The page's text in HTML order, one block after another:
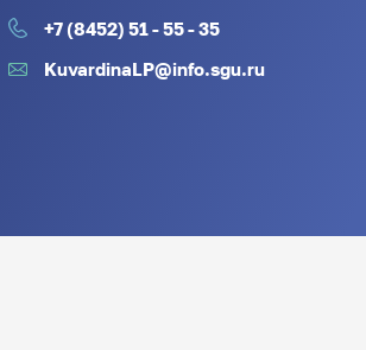
+7 (8452) 51 - 55 - 35
KuvardinaLP@info.sgu.ru